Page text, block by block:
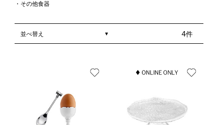
・その他食器
4件
並べ替え